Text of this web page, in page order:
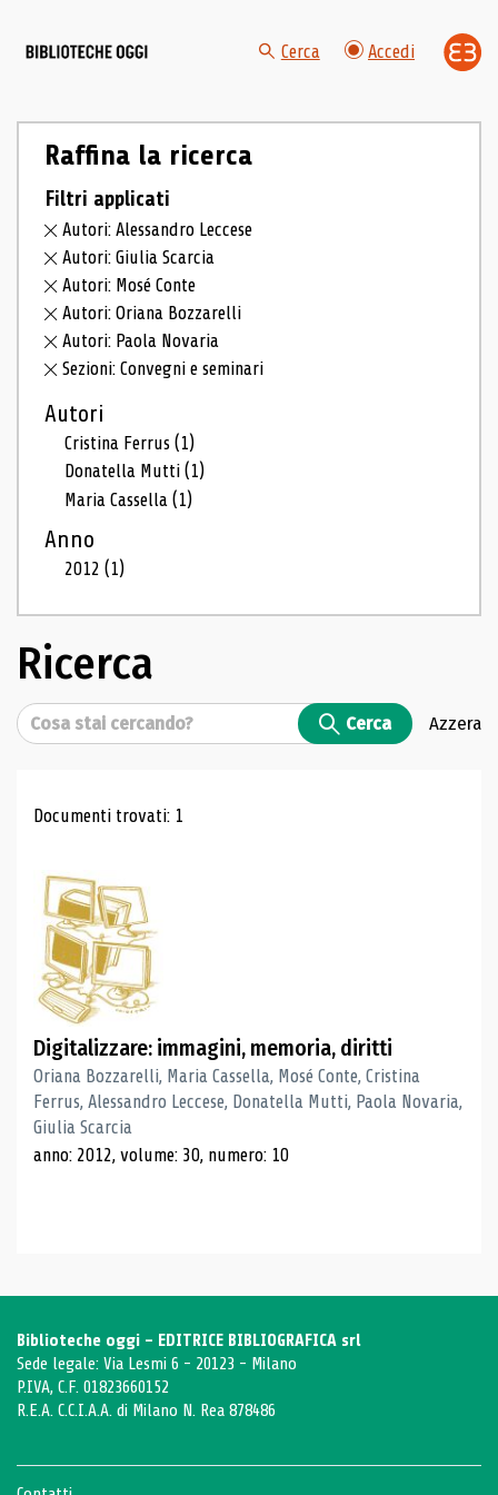
Cerca Accedi
Raffina la ricerca
Filtri applicati
Autori: Alessandro Leccese
Autori: Giulia Scarcia
Autori: Mosé Conte
Autori: Oriana Bozzarelli
Autori: Paola Novaria
Sezioni: Convegni e seminari
Autori
Cristina Ferrus(1)
Donatella Mutti(1)
Maria Cassella(1)
Anno
2012(1)
Ricerca
Cerca Cerca Azzera
Risultati di ricerca
Documenti trovati: 1
Digitalizzare: immagini, memoria, diritti
Oriana Bozzarelli, Maria Cassella, Mosé Conte, Cristina
Ferrus, Alessandro Leccese, Donatella Mutti, Paola Novaria,
Giulia Scarcia
anno: 2012, volume: 30, numero: 10
Biblioteche oggi - EDITRICE BIBLIOGRAFICA srl
Sede legale: Via Lesmi 6 - 20123 - Milano
P.IVA, C.F. 01823660152
R.E.A. C.C.I.A.A. di Milano N. Rea 878486